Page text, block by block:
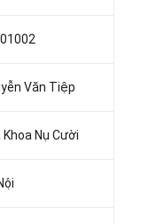
Văn Tiệp
Khoa Nụ Cười